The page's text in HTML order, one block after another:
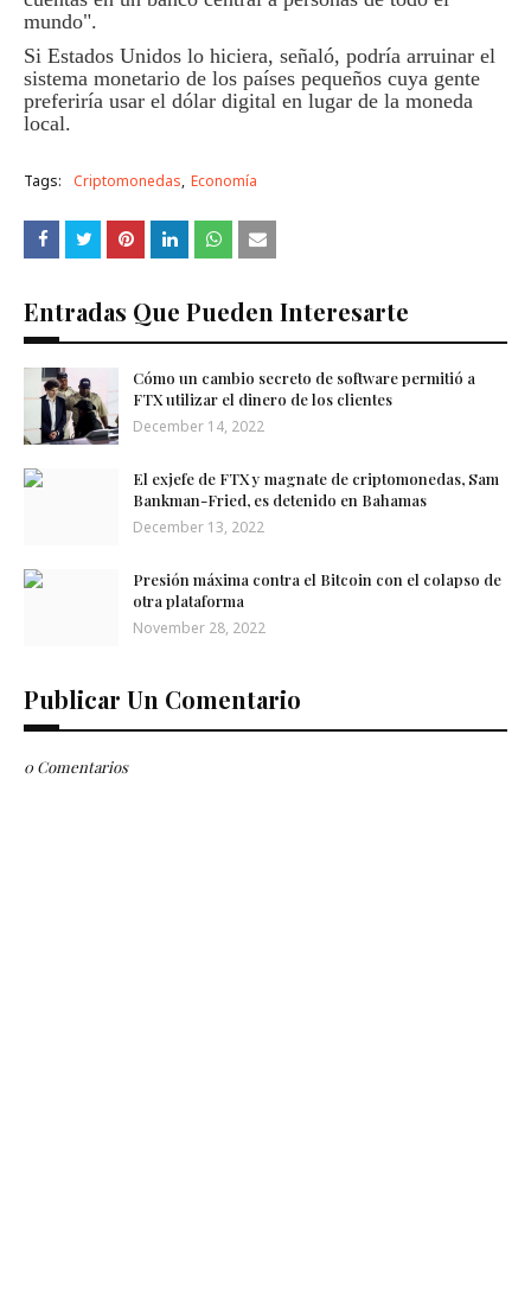
mundo".
Si Estados Unidos lo hiciera, señaló, podría arruinar el
sistema monetario de los países pequeños cuya gente
preferiría usar el dólar digital en lugar de la moneda
local.
Tags: Criptomonedas Economía
Entradas Que Pueden Interesarte
Cómo un cambio secreto de software permitió a
FTX utilizar el dinero de los clientes
December 14, 2022
El exjefe de FTX y magnate de criptomonedas, Sam
Bankman-Fried, es detenido en Bahamas
December 13, 2022
Presión máxima contra el Bitcoin con el colapso de
otra plataforma
November 28, 2022
Publicar Un Comentario
0 Comentarios